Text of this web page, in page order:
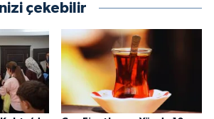
çekebilir